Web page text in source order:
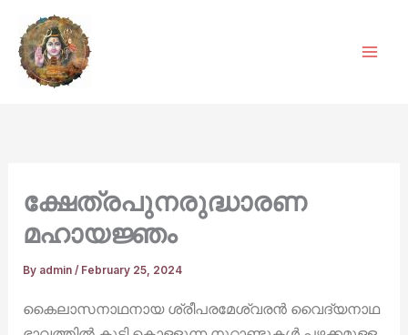
content
ക്ഷേത്രപുനരുദ്ധാരണ
മഹായജ്ഞം
By admin/ February 25, 2024
കൈലാസനാഥനായ ശ്രീപരമേശ്വരൻ വൈദ്യനാഥ